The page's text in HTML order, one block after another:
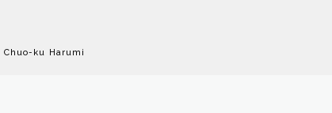
Chuo-ku Harumi